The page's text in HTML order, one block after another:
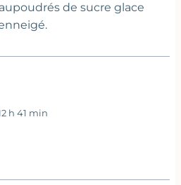
de sucre glace
h 41 min